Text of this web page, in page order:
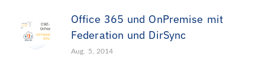
Office 365 und OnPremise mit
Federation und DirSync
Aug. 5, 2014